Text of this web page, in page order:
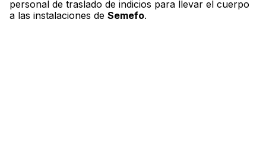
personal de traslado de indicios para llevar el cuerpo
a las instalaciones de Semefo.